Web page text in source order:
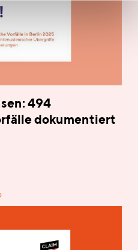
494
dokumentiert